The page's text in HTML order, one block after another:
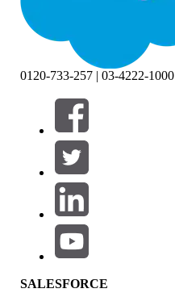
絞り込み条件 (0)
絞り込み条件を選択
製品エリア
機能の影響
0120-733-257 | 03-4222-1000
SALESFORCE